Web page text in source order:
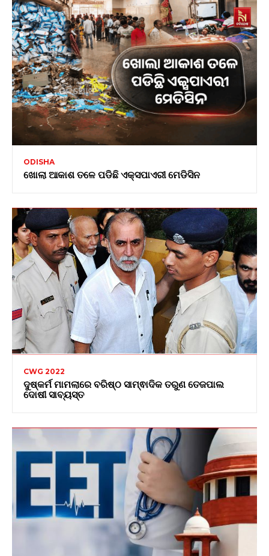
ODISHA
ଖୋଲା ଆକାଶ ତଳେ ପଡିଛି ଏକ୍ସପାଏରୀ ମେଡିସିନ
CWG 2022
ଦୁଷ୍କର୍ମ ମାମଲାରେ ବରିଷ୍ଠ ସାମ୍ଵାଦିକ ତରୁଣ ତେଜପାଲ
ଦୋଷୀ ସାବ୍ୟସ୍ତ